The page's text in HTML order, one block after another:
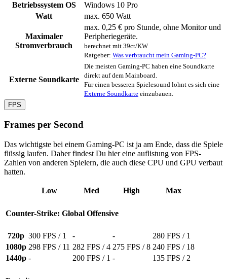
Betriebssystem OS
Windows 10 Pro
Watt
max. 650 Watt
Maximaler
Stromverbrauch
max. 0,25 € pro Stunde, ohne Monitor und
Peripheriegeräte.
berechnet mit 39ct/KW
Ratgeber: Was verbraucht mein Gaming-PC?
Externe Soundkarte
Die meisten Gaming-PC haben eine Soundkarte
direkt auf dem Mainboard.
Für einen besseren Spielesound lohnt es sich eine
Externe Soundkarte einzubauen.
FPS
Frames per Second
Das wichtigste bei einem Gaming-PC ist ja am Ende, dass die Spiele
flüssig laufen. Daher findest Du hier eine auflistung von FPS-
Zahlen von anderen Spielern, die auch diese CPU und GPU verbaut
hatten.
Low Med High Max
Counter-Strike: Global Offensive
720p 300 FPS / 1 - -
280 FPS / 1
1080p 298 FPS / 11 282 FPS / 4 275 FPS / 8 240 FPS / 18
1440p - 200 FPS / 1 - 135 FPS / 2